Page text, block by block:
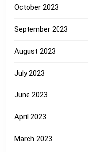
October 2023
September 2023
August 2023
July 2023
June 2023
April 2023
March 2023